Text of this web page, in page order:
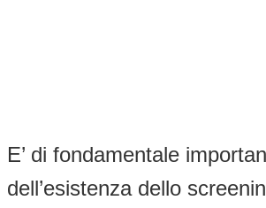
E’ di fondamentale
dell’esistenza dello